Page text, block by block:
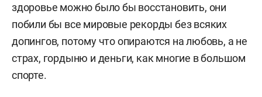
здоровье можно было бы восстановить, они
побили бы все мировые рекорды без всяких
допингов, потому что опираются на любовь, а не
страх, гордыню и деньги, как многие в большом
спорте.